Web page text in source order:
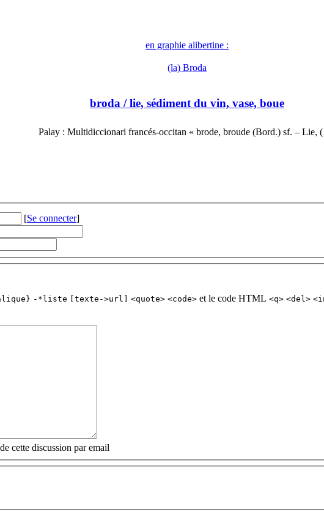
en graphie alibertine :
(la) Broda
broda / lie, sédiment du vin, vase, boue
Palay : Multidiccionari francés-occitan « brode, broude (Bord.) sf. – Lie,
[Se connecter]
-*liste [texte->url] <quote> <code> et le code HTML <q> <del>
cette discussion par email